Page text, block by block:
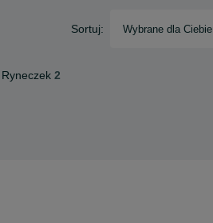
Sortuj: Wybrane dla Ciebie
Ryneczek 2